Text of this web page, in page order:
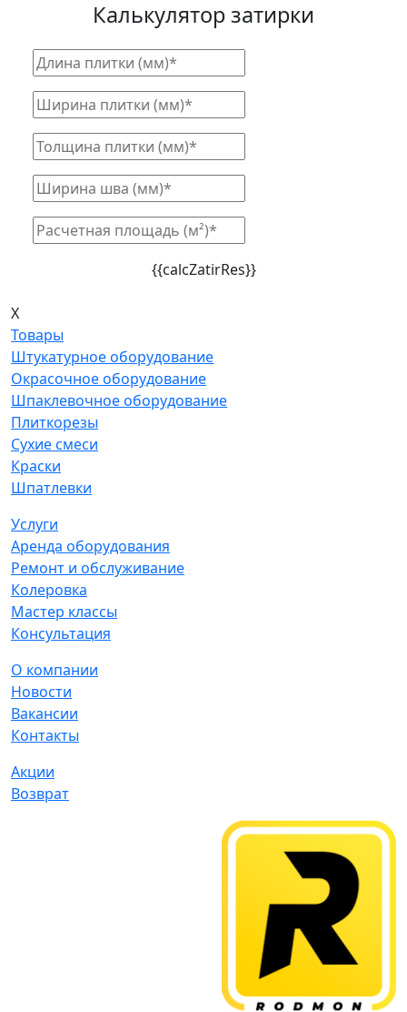
Калькулятор затирки
{{calcZatirRes}}
X
Товары
Штукатурное оборудование
Окрасочное оборудование
Шпаклевочное оборудование
Плиткорезы
Сухие смеси
Краски
Шпатлевки
Услуги
Аренда оборудования
Ремонт и обслуживание
Колеровка
Мастер классы
Консультация
О компании
Новости
Вакансии
Контакты
Акции
Возврат